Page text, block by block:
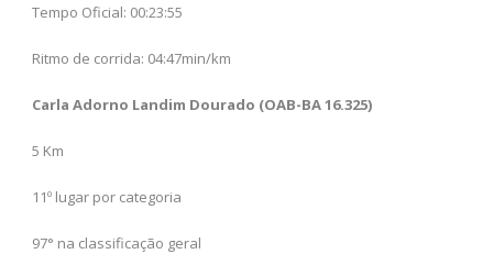
Tempo Oficial: 00:23:55
Ritmo de corrida: 04:47min/km
Carla Adorno Landim Dourado (OAB-BA 16.325)
5 Km
11º lugar por categoria
97° na classificação geral